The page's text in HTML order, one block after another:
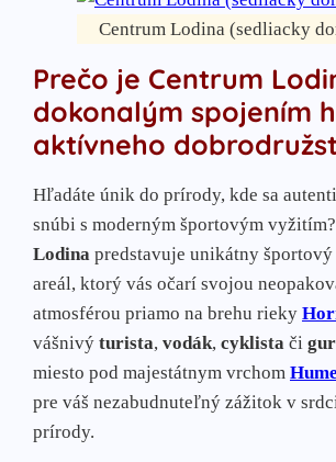
Centrum Lodina (sedliacky
Prečo je Centrum
dokonalým spojením
aktívneho
Hľadáte únik do prírody, kde sa
snúbi s moderným športovým vyžitím?
Lodina predstavuje unikátny športový
areál, ktorý vás očarí svojou
atmosférou priamo na brehu rieky
vášnivý turista, vodák, cyklista či
miesto pod majestátnym vrchom
pre váš nezabudnuteľný zážitok v
prírody.